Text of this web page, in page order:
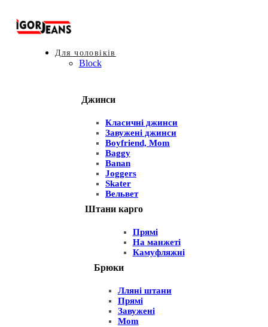
Для чоловіків
Block
Джинси
Класичні джинси
Завужені джинси
Boyfriend, Mom
Baggy
Banan
Joggers
Skater
Вельвет
Штани карго
Прямі
На манжеті
Камуфляжні
Брюки
Лляні штани
Прямі
Завужені
Mom